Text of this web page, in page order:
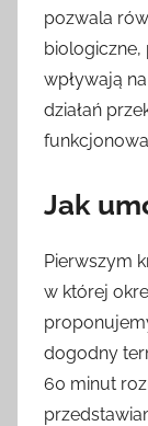
pozwala
biologiczne,
wpływają
działań
Jak
Pierwszym
w której
dogodny
60 minut